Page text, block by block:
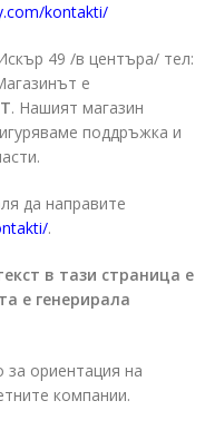
kontakti/
49 /в центъра/ тел:
е
. Нашият магазин
поддръжка и
да направите
.
в тази страница е
е генерирала
ориентация на
компании.